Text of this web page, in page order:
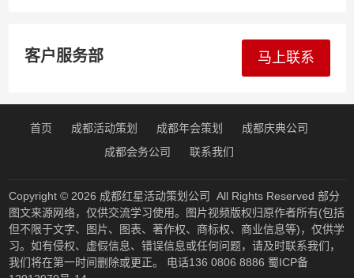
客户服务部 马上联系
首页 成都活动策划 成都年会策划
成都庆典公司
成都会务公司
联系我们
Copyright © 2026 成都红星活动策划公司 All Rights Reserved 部分
图文来源网络，仅供交流学习使用。图片视频版权归原作者所有(包括
但不限于文字、图片、图表、著作权、商标权、商业信息等)，仅供学
习。如有侵权、虚假信息、错误信息或任何问题，请及时联系我们，
我们将在第一时间删除或更正。 电话136 0806 8886 蜀ICP备